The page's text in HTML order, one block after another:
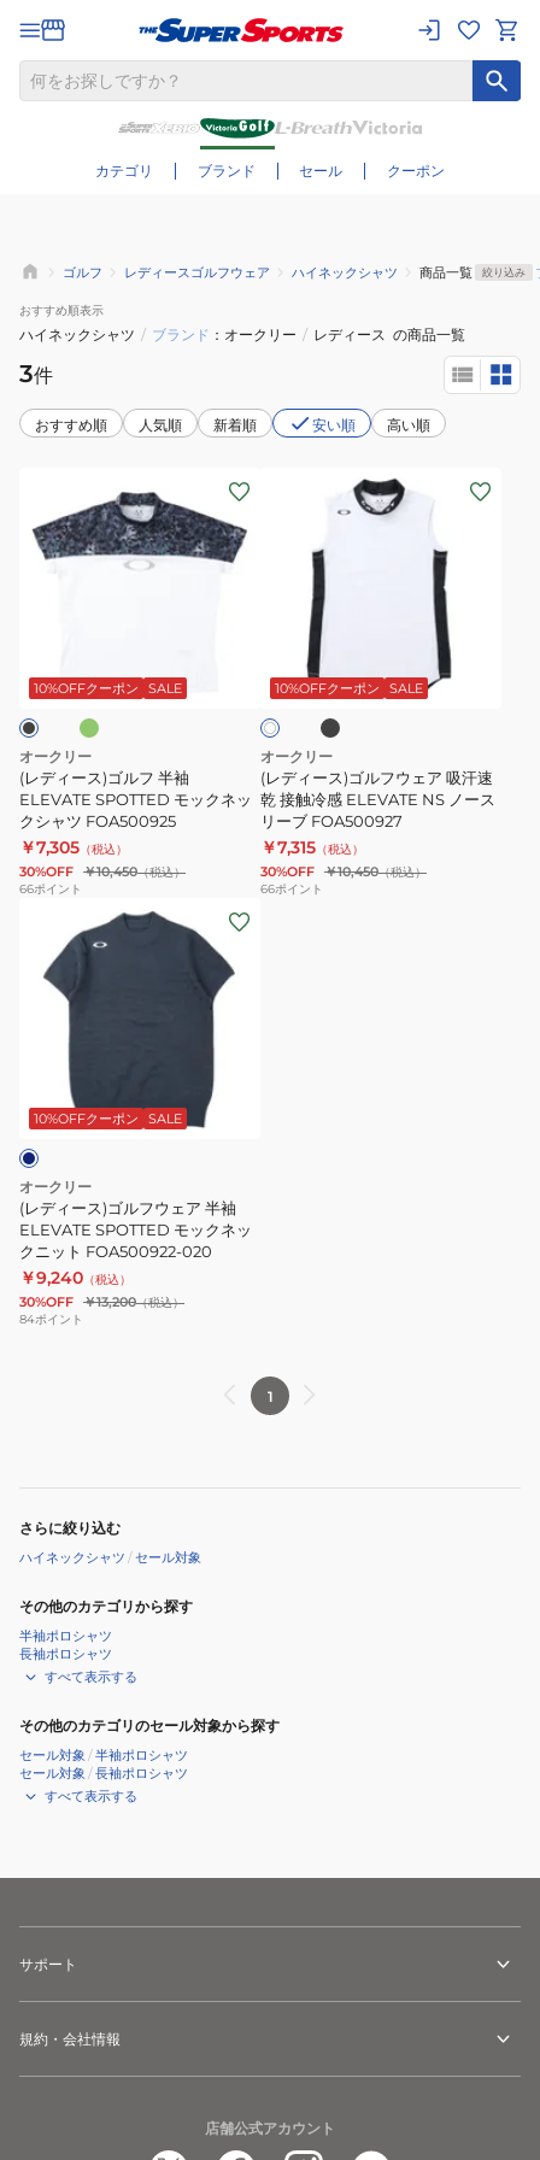
カテゴリ ブランド セール クーポン
さらに絞り込む
ゴルフ レディースゴルフウェア ハイネックシャツ 商品一覧 絞り込み
おすすめ順表示
ハイネックシャツ / ブランド オークリー / レディース の商品一覧
3件
おすすめ順 人気順 新着順 安い順 高い順
ィ
フ
半
袖
ELEVATE
SPOTTED
モ
ッ
ク
FOA500925
10%OFFクーポン SALE
オークリー
(レディース)ゴルフ 半袖
ELEVATE SPOTTED モックネッ
クシャツ FOA500925
￥7,305 （税込）
30%OFF ￥10,450（税込）
66ポイント
フ
ウ
ェ
ア
吸
汗
速
乾
10%OFFクーポン SALE
ワ
イ ッ
ク
オークリー
(レディース)ゴルフウェア 吸汗速
乾 接触冷感 ELEVATE NS ノース
リーブ FOA500927
￥7,315 （税込）
30%OFF ￥10,450（税込）
66ポイント
フ
ウ
ェ
ア
半
袖
ELEVATE
SPOTTED
ク
ニ
FOA500922-
020
10%OFFクーポン SALE
オークリー
(レディース)ゴルフウェア 半袖
ELEVATE SPOTTED モックネッ
クニット FOA500922-020
￥9,240 （税込）
30%OFF ￥13,200（税込）
84ポイント
1
さらに絞り込む
ハイネックシャツ /セール対象
その他のカテゴリから探す
半袖ポロシャツ
長袖ポロシャツ
すべて表示する
その他のカテゴリのセール対象から探す
セール対象 /半袖ポロシャツ
セール対象 /長袖ポロシャツ
すべて表示する
サポート
規約・会社情報
店舗公式アカウント